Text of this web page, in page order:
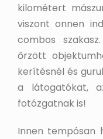
kilométert
viszont onnen
combos
őrzött
kerítésnél és
a látogatókat,
fotózgatnak is!
Innen tempósan